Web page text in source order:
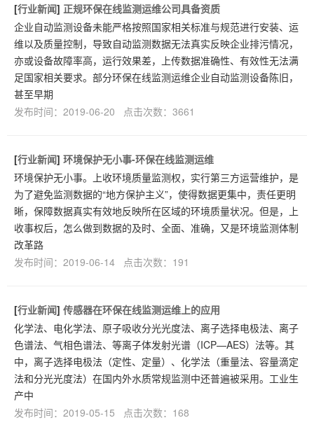
[行业新闻] 正规环保在线监测运维公司具备资质
企业自动监测设备未能严格按照国家相关标准与规范进行安装、运
维以及质量控制，导致自动监测数据无法真实反映企业排污情况，
亦或设备故障率高，运行效果差，上传数据准确性、有效性无法满
足国家相关要求。部分环保在线监测运维企业自动监测设备陈旧，
甚至早期
发布时间：2019-06-20 点击次数：3661
[行业新闻] 环境保护无小事-环保在线监测运维
环境保护无小事。上收环境质量监测权，实行第三方运营维护，是
为了避免监测数据的“地方保护主义”，使得数据更集中，责任更明
晰，保障数据真实有效地反映所在区域的环境质量状况。但是，上
收事权后，怎么做到数据的及时、全面、准确，又是环境监测体制
改革路
发布时间：2019-06-14 点击次数：191
[行业新闻] 传感器在环保在线监测运维上的应用
化学法、电化学法、原子吸收分光光度法、离子选择电极法、离子
色谱法、气相色谱法、等离子体发射光谱（ICP—AES）法等。其
中，离子选择电极法（定性、定量）、化学法（重量法、容量滴定
法和分光光度法）在国内外水质常规监测中还普遍被采用。工业生
产中
发布时间：2019-05-15 点击次数：168